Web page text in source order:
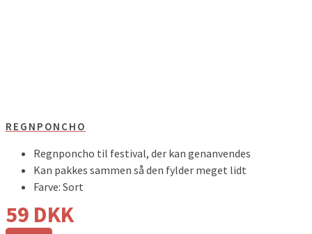
REGNPONCHO
Regnponcho til festival, der kan genanvendes
Kan pakkes sammen så den fylder meget lidt
Farve: Sort
59 DKK